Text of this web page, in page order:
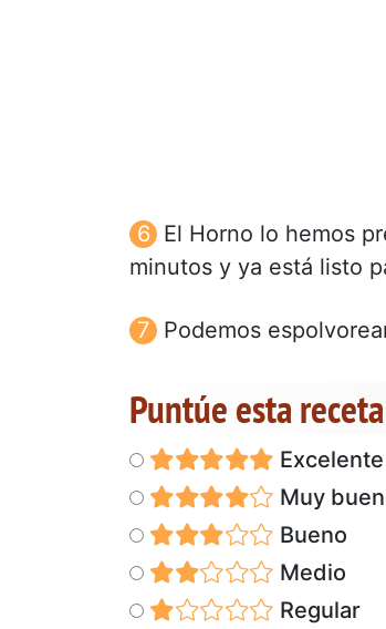
El Horno lo hemos
minutos y ya está listo
Podemos
Puntúe esta receta
Excelente
Muy
Bueno
Medio
Regular